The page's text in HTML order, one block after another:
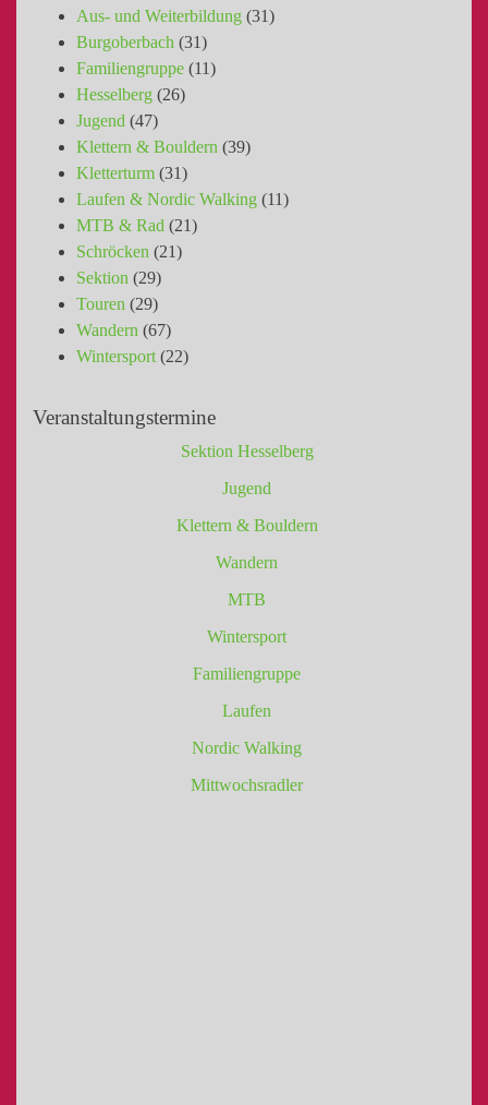
Aus- und Weiterbildung (31)
Burgoberbach (31)
Familiengruppe (11)
Hesselberg (26)
Jugend (47)
Klettern & Bouldern (39)
Kletterturm (31)
Laufen & Nordic Walking (11)
MTB & Rad (21)
Schröcken (21)
Sektion (29)
Touren (29)
Wandern (67)
Wintersport (22)
Veranstaltungstermine
Sektion Hesselberg
Jugend
Klettern & Bouldern
Wandern
MTB
Wintersport
Familiengruppe
Laufen
Nordic Walking
Mittwochsradler